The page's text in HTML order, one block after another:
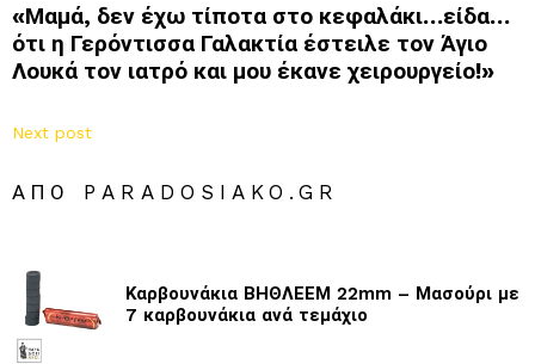
«Μαμά, δεν έχω τίποτα στο κεφαλάκι…είδα…
ότι η Γερόντισσα Γαλακτία έστειλε τον Άγιο
Λουκά τον ιατρό και μου έκανε χειρουργείο!»
Next post
ΑΠΌ PARADOSIAKO.GR
Καρβουνάκια ΒΗΘΛΕΕΜ 22mm – Μασούρι με
7 καρβουνάκια ανά τεμάχιο